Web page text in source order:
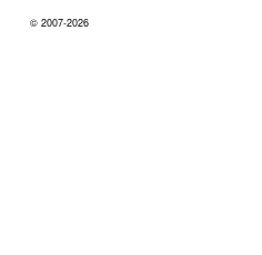
© 2007-2026